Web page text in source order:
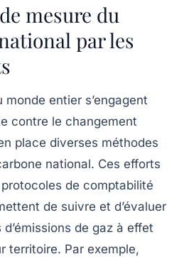
mesure du
par les
entier s’engagent
contre le changement
place diverses méthodes
national. Ces efforts
protocoles de comptabilité
de suivre et d’évaluer
de gaz à effet
territoire. Par exemple,